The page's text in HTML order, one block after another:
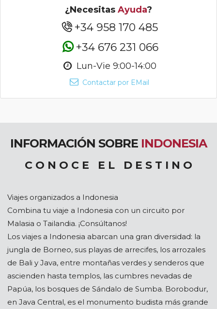
¿Necesitas Ayuda?
+34 958 170 485
+34 676 231 066
Lun-Vie 9:00-14:00
Contactar por EMail
INFORMACIÓN SOBRE INDONESIA
C O N O C E E L D E S T I N O
Viajes organizados a Indonesia
Combina tu viaje a Indonesia con un circuito por
Malasia o Tailandia. ¡Consúltanos!
Los viajes a Indonesia abarcan una gran diversidad: la
jungla de Borneo, sus playas de arrecifes, los arrozales
de Bali y Java, entre montañas verdes y senderos que
ascienden hasta templos, las cumbres nevadas de
Papúa, los bosques de Sándalo de Sumba. Borobodur,
en Java Central, es el monumento budista más grande